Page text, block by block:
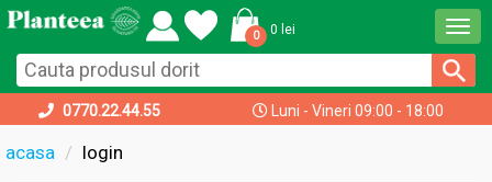
0 0 lei
0770.22.44.55 Luni - Vineri 09:00 - 18:00
acasa login